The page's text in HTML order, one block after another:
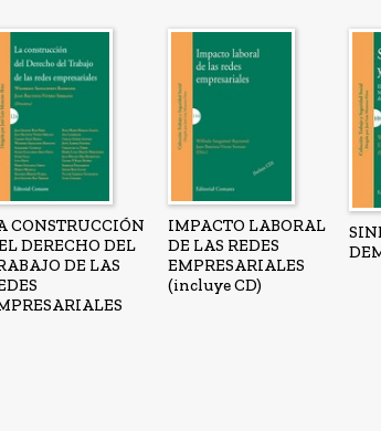
CONSTRUCCIÓN
DERECHO DEL
DE LAS
IMPACTO LABORAL
DE LAS REDES
EMPRESARIALES
(incluye CD)